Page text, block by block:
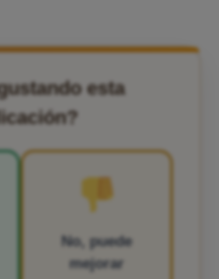
esta
No, puede
mejorar